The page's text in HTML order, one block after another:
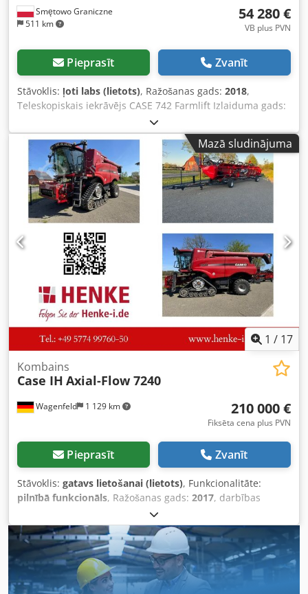
Smętowo Graniczne
511 km
54 280 €
VB plus PVN
Pieprasīt Zvanīt
Stāvoklis: ļoti labs (lietots), Ražošanas gads: 2018,
Teleskopiskais iekrāvējs CASE 742 Farmlift Izlaiduma gads:
2018 4800 moto stundas Strēles garums: 7 m Celtspēja: 4,2
t Jauda: 107 kW Aizmugurējā sakabe Džoistiks
Kondicionieris Dwedsw Nq Ngjpfx Apboa 4x4 piedziņa Viss
darba kārtībā, bez brīvgaitas. Jauns kauss
Mazā sludinājuma
1 / 17
Wagenfeld 1 129 km
Kombains
Case IH Axial-Flow 7240
210 000 €
Fiksēta cena plus PVN
Pieprasīt Zvanīt
Stāvoklis: gatavs lietošanai (lietots), Funkcionalitāte:
pilnībā funkcionāls, Ražošanas gads: 2017, darbības
366 kW (497,62 zs)
veids:dīzeļdegviela, maksimālais ātrums:30 km/h, pirmā
reģistrācija:07/2017, nākamā pārbaude (TÜV): 07/2026,
aizmugurējās riepas izmērs:500/85 R24
iekārtas/transportlīdzekļa numurs:YHG233775,
Aprīkojums:apgaismojums, gaisa kondicionēšana,